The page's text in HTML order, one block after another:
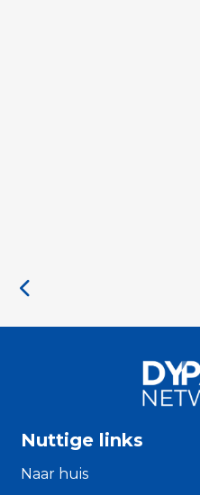
Nuttige links
Naar huis